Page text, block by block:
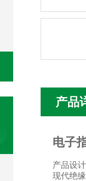
产品
电子
产品设计
现代绝